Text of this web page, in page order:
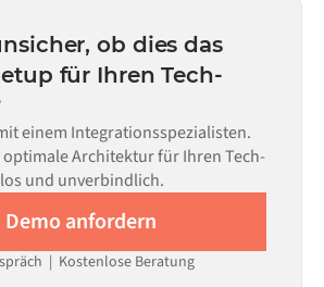
abhängig von der
Mappings, der Anzahl der
und Ihrem internen
Konnektoren für viele
Marketplace verfügbar, was die
verkürzt.
ob dies das
für Ihren Tech-
einem Integrationsspezialisten.
Architektur für Ihren Tech-
und unverbindlich.
Demo anfordern
| Kostenlose Beratung